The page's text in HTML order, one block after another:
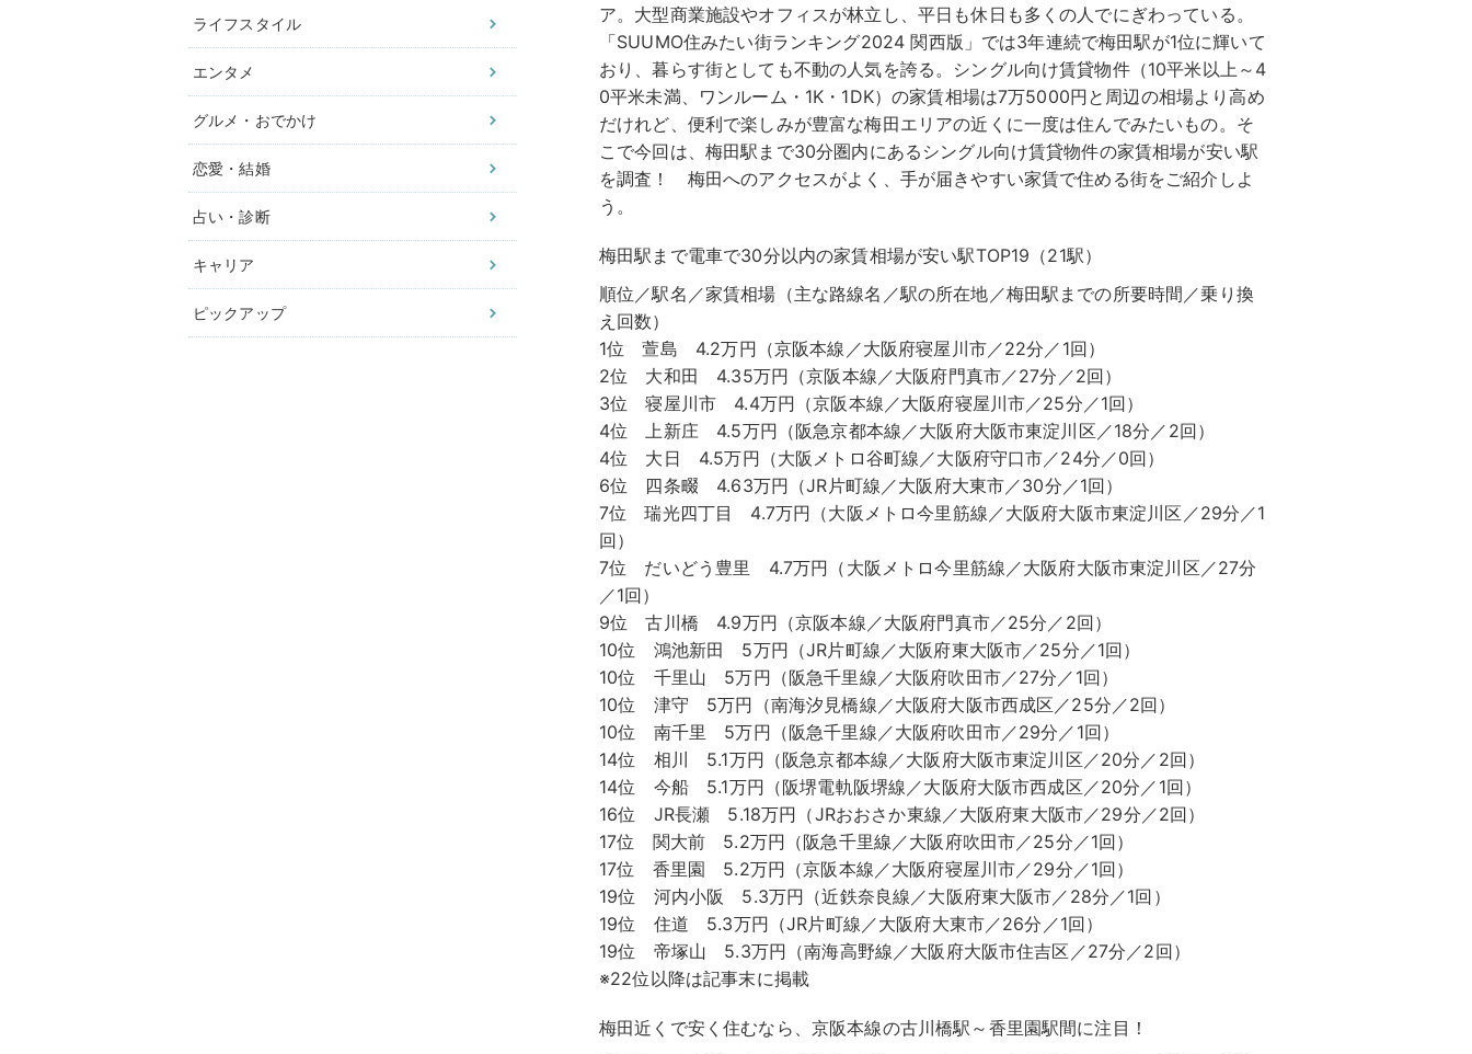
ライフスタイル
エンタメ
グルメ・おでかけ
恋愛・結婚
占い・診断
キャリア
ピックアップ
ア。大型商業施設やオフィスが林立し、平日も休日も多くの人でにぎわっている。
「SUUMO住みたい街ランキング2024 関西版」では3年連続で梅田駅が1位に輝いて
おり、暮らす街としても不動の人気を誇る。シングル向け賃貸物件（10平米以上～4
0平米未満、ワンルーム・1K・1DK）の家賃相場は7万5000円と周辺の相場より高め
だけれど、便利で楽しみが豊富な梅田エリアの近くに一度は住んでみたいもの。そ
こで今回は、梅田駅まで30分圏内にあるシングル向け賃貸物件の家賃相場が安い駅
を調査！ 梅田へのアクセスがよく、手が届きやすい家賃で住める街をご紹介しよ
う。
梅田駅まで電車で30分以内の家賃相場が安い駅TOP19（21駅）
順位／駅名／家賃相場（主な路線名／駅の所在地／梅田駅までの所要時間／乗り換
え回数）
1位 萱島 4.2万円（京阪本線／大阪府寝屋川市／22分／1回）
2位 大和田 4.35万円（京阪本線／大阪府門真市／27分／2回）
3位 寝屋川市 4.4万円（京阪本線／大阪府寝屋川市／25分／1回）
4位 上新庄 4.5万円（阪急京都本線／大阪府大阪市東淀川区／18分／2回）
4位 大日 4.5万円（大阪メトロ谷町線／大阪府守口市／24分／0回）
6位 四条畷 4.63万円（JR片町線／大阪府大東市／30分／1回）
7位 瑞光四丁目 4.7万円（大阪メトロ今里筋線／大阪府大阪市東淀川区／29分／1
回）
7位 だいどう豊里 4.7万円（大阪メトロ今里筋線／大阪府大阪市東淀川区／27分
／1回）
9位 古川橋 4.9万円（京阪本線／大阪府門真市／25分／2回）
10位 鴻池新田 5万円（JR片町線／大阪府東大阪市／25分／1回）
10位 千里山 5万円（阪急千里線／大阪府吹田市／27分／1回）
10位 津守 5万円（南海汐見橋線／大阪府大阪市西成区／25分／2回）
10位 南千里 5万円（阪急千里線／大阪府吹田市／29分／1回）
14位 相川 5.1万円（阪急京都本線／大阪府大阪市東淀川区／20分／2回）
14位 今船 5.1万円（阪堺電軌阪堺線／大阪府大阪市西成区／20分／1回）
16位 JR長瀬 5.18万円（JRおおさか東線／大阪府東大阪市／29分／2回）
17位 関大前 5.2万円（阪急千里線／大阪府吹田市／25分／1回）
17位 香里園 5.2万円（京阪本線／大阪府寝屋川市／29分／1回）
19位 河内小阪 5.3万円（近鉄奈良線／大阪府東大阪市／28分／1回）
19位 住道 5.3万円（JR片町線／大阪府大東市／26分／1回）
19位 帝塚山 5.3万円（南海高野線／大阪府大阪市住吉区／27分／2回）
※22位以降は記事末に掲載
梅田近くで安く住むなら、京阪本線の古川橋駅～香里園駅間に注目！